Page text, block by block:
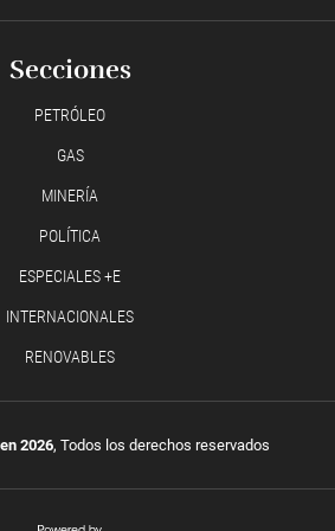
Secciones
PETRÓLEO
GAS
MINERÍA
POLÍTICA
ESPECIALES +E
INTERNACIONALES
RENOVABLES
2026, Todos los derechos reservados